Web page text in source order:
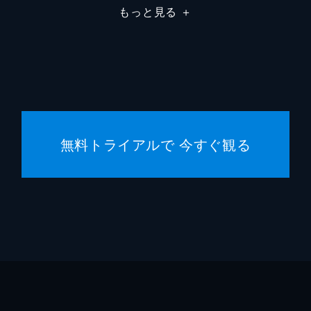
もっと見る ＋
無料トライアルで 今すぐ観る